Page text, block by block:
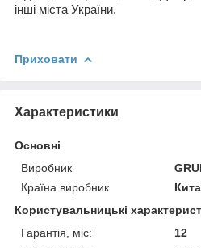
інші міста України.
Приховати
Характеристики
Основні
Виробник
Країна виробник
Користувальницькі
Гарантія, міс:
12